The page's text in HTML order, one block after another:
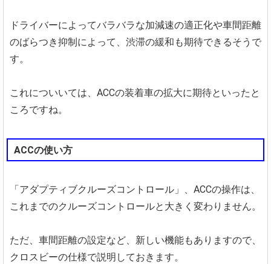
ドライバーによってバラバラな加減速の適正化や車間距離
のばらつき抑制によって、渋滞の緩和も期待できるそうで
す。
これについいては、ACCの装着車の拡大に期待といったと
ころですね。
ACCの使い方
「アダプティブクルーズコントロール」、ACCの操作は、
これまでのクルーズコントロールと大きく変わりません。
ただ、車間距離の設定など、新しい機能もありますので、
クロスビーの仕様で説明しておきます。